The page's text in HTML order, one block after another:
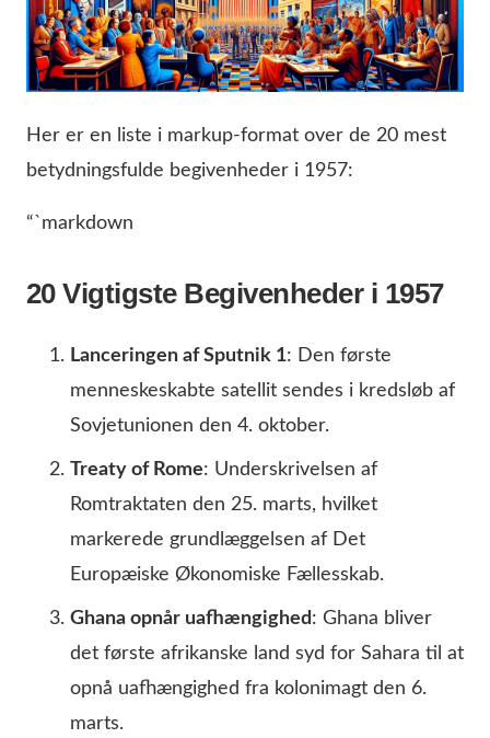
Her er en liste i markup-format over de 20 mest
betydningsfulde begivenheder i 1957:
“`markdown
20 Vigtigste Begivenheder i 1957
Lanceringen af Sputnik 1: Den første
menneskeskabte satellit sendes i kredsløb af
Sovjetunionen den 4. oktober.
Treaty of Rome: Underskrivelsen af
Romtraktaten den 25. marts, hvilket
markerede grundlæggelsen af Det
Europæiske Økonomiske Fællesskab.
Ghana opnår uafhængighed: Ghana bliver
det første afrikanske land syd for Sahara til at
opnå uafhængighed fra kolonimagt den 6.
marts.